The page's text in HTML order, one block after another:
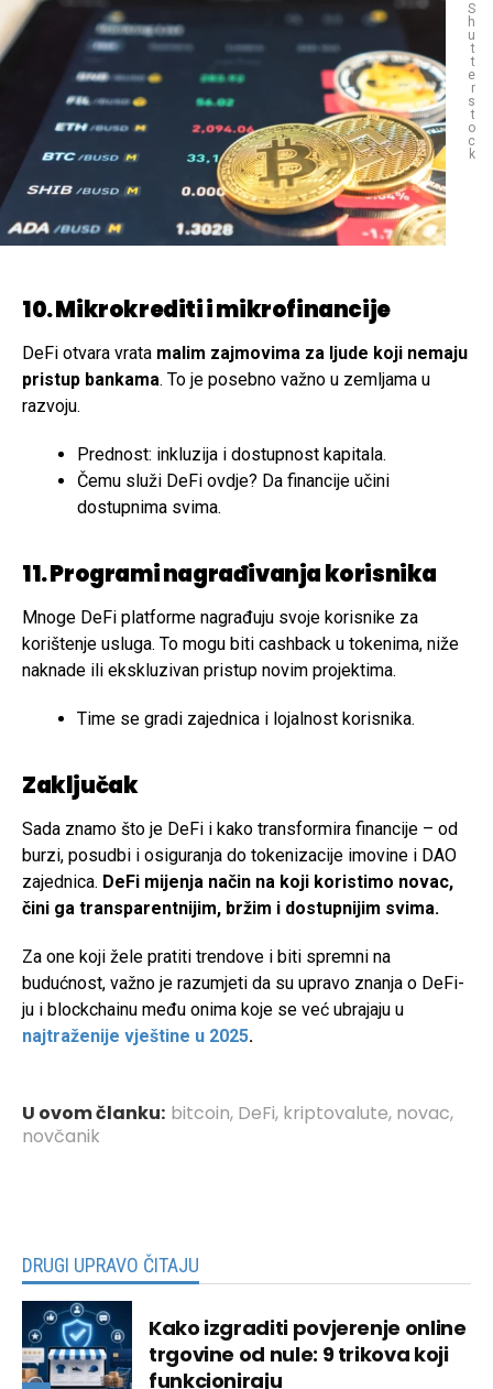
S
h
u
t
t
e
r
s
t
o
c
k
10. Mikrokrediti i mikrofinancije
DeFi otvara vrata malim zajmovima za ljude koji nemaju
pristup bankama. To je posebno važno u zemljama u
razvoju.
Prednost: inkluzija i dostupnost kapitala.
Čemu služi DeFi ovdje? Da financije učini
dostupnima svima.
11. Programi nagrađivanja korisnika
Mnoge DeFi platforme nagrađuju svoje korisnike za
korištenje usluga. To mogu biti cashback u tokenima, niže
naknade ili ekskluzivan pristup novim projektima.
Time se gradi zajednica i lojalnost korisnika.
Zaključak
Sada znamo što je DeFi i kako transformira financije – od
burzi, posudbi i osiguranja do tokenizacije imovine i DAO
zajednica. DeFi mijenja način na koji koristimo novac,
čini ga transparentnijim, bržim i dostupnijim svima.
Za one koji žele pratiti trendove i biti spremni na
budućnost, važno je razumjeti da su upravo znanja o DeFi-
ju i blockchainu među onima koje se već ubrajaju u
najtraženije vještine u 2025.
U ovom članku: bitcoin, DeFi, kriptovalute, novac,
novčanik
DRUGI UPRAVO ČITAJU
Kako izgraditi povjerenje online
trgovine od nule: 9 trikova koji
funkcioniraju